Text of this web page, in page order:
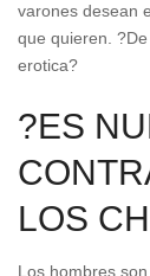
varones desean
que quieren.
erotica?
?ES
LOS
Los hombres